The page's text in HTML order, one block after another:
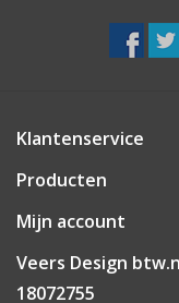
opgegeven tekst en
Veersdesign
rvs inox.
Klantenservice
Producten
Mijn account
Veers Design
18072755